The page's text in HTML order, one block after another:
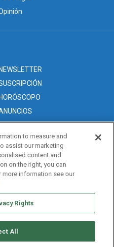
NEWSLETTER
HORÓSCOPO
to measure and
assist our marketing
content and
on the right, you can
more information see our
Rights
All